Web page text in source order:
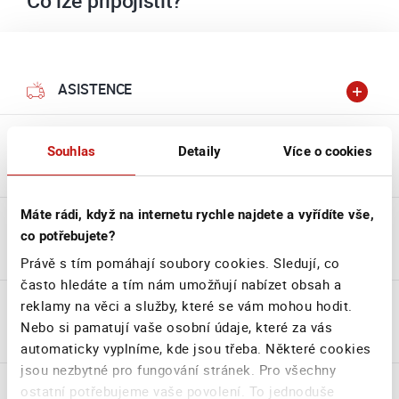
Souhlas Detaily Více o cookies
Máte rádi, když na internetu rychle najdete a vyřídíte vše,
co potřebujete?
Právě s tím pomáhají soubory cookies. Sledují, co
často hledáte a tím nám umožňují nabízet obsah a
reklamy na věci a služby, které se vám mohou hodit.
Nebo si pamatují vaše osobní údaje, které za vás
automaticky vyplníme, kde jsou třeba. Některé cookies
jsou nezbytné pro fungování stránek. Pro všechny
ostatní potřebujeme vaše povolení. To jednoduše
ASISTENCE
POŠKOZENÍ VŠECH SKEL
STŘET SE ZVÍŘETEM
NEROVNOST VOZOVKY